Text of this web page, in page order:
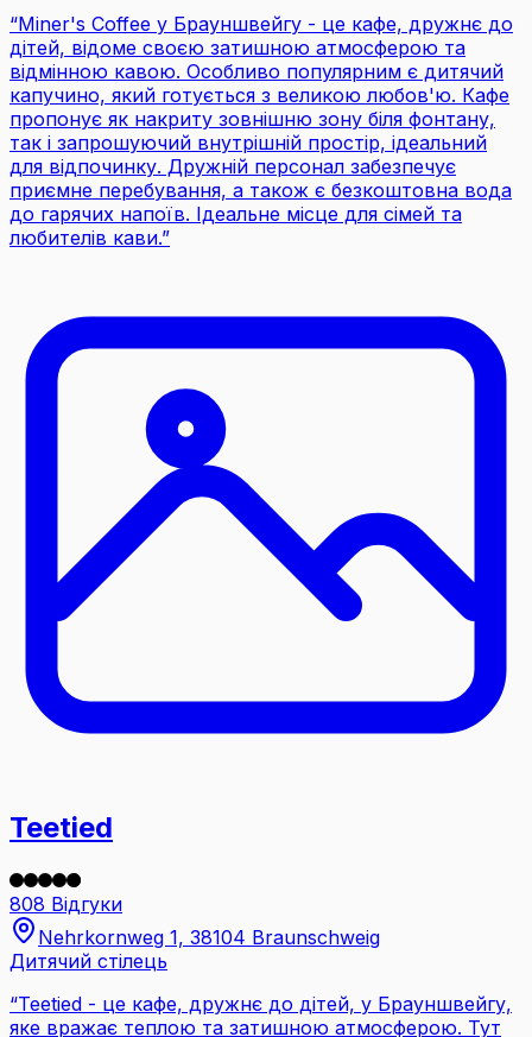
“Miner's Coffee у Брауншвейгу - це кафе, дружнє до
дітей, відоме своєю затишною атмосферою та
відмінною кавою. Особливо популярним є дитячий
капучино, який готується з великою любов'ю. Кафе
пропонує як накриту зовнішню зону біля фонтану,
так і запрошуючий внутрішній простір, ідеальний
для відпочинку. Дружній персонал забезпечує
приємне перебування, а також є безкоштовна вода
до гарячих напоїв. Ідеальне місце для сімей та
любителів кави.”
Teetied
808 Відгуки
Nehrkornweg 1, 38104 Braunschweig
Дитячий стілець
“Teetied - це кафе, дружнє до дітей, у Брауншвейгу,
яке вражає теплою та затишною атмосферою. Тут